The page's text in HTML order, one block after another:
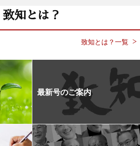
致知とは？
致知とは？一覧
最新号のご案内